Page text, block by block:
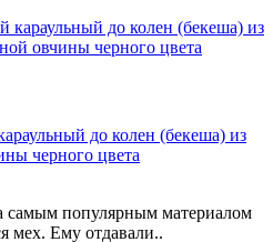
до колен (бекеша) из
черного цвета
самым популярным материалом
мех. Ему отдавали..